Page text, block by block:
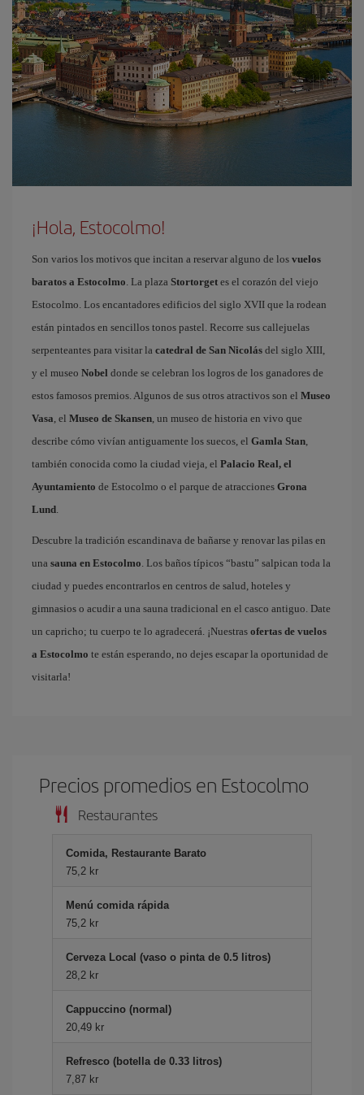
¡Hola, Estocolmo!
Son varios los motivos que incitan a reservar alguno de los vuelos
baratos a Estocolmo. La plaza Stortorget es el corazón del viejo
Estocolmo. Los encantadores edificios del siglo XVII que la rodean
están pintados en sencillos tonos pastel. Recorre sus callejuelas
serpenteantes para visitar la catedral de San Nicolás del siglo XIII,
y el museo Nobel donde se celebran los logros de los ganadores de
estos famosos premios. Algunos de sus otros atractivos son el Museo
Vasa, el Museo de Skansen, un museo de historia en vivo que
describe cómo vivían antiguamente los suecos, el Gamla Stan,
también conocida como la ciudad vieja, el Palacio Real, el
Ayuntamiento de Estocolmo o el parque de atracciones Grona
Lund.
Descubre la tradición escandinava de bañarse y renovar las pilas en
una sauna en Estocolmo. Los baños típicos “bastu” salpican toda la
ciudad y puedes encontrarlos en centros de salud, hoteles y
gimnasios o acudir a una sauna tradicional en el casco antiguo. Date
un capricho; tu cuerpo te lo agradecerá. ¡Nuestras ofertas de vuelos
a Estocolmo te están esperando, no dejes escapar la oportunidad de
visitarla!
Precios promedios en Estocolmo
Restaurantes
Comida, Restaurante Barato
75,2 kr
Menú comida rápida
75,2 kr
Cerveza Local (vaso o pinta de 0.5 litros)
28,2 kr
Cappuccino (normal)
20,49 kr
Refresco (botella de 0.33 litros)
7,87 kr